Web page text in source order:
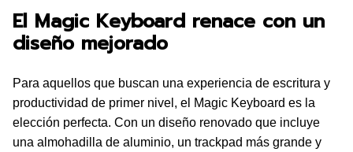
El Magic Keyboard renace con un
diseño mejorado
Para aquellos que buscan una experiencia de escritura y
productividad de primer nivel, el Magic Keyboard es la
elección perfecta. Con un diseño renovado que incluye
una almohadilla de aluminio, un trackpad más grande y